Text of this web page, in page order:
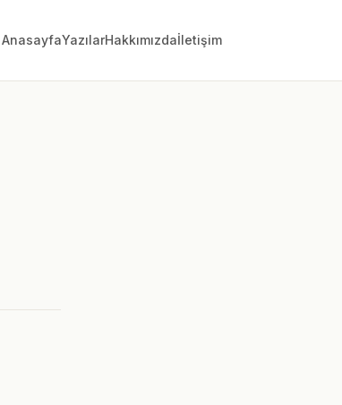
AnasayfaYazılarHakkımızdaİletişim